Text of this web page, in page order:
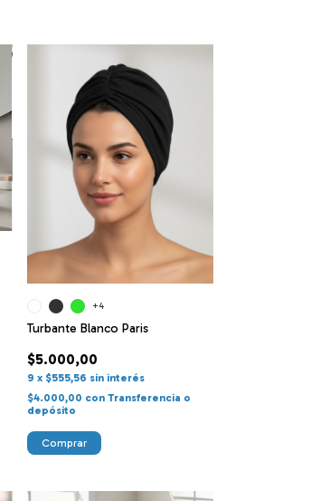
Turbante Blanco Paris
$5.000,00
9 x $555,56 sin interés
$4.000,00 con Transferencia o
depósito
+4
Comprar